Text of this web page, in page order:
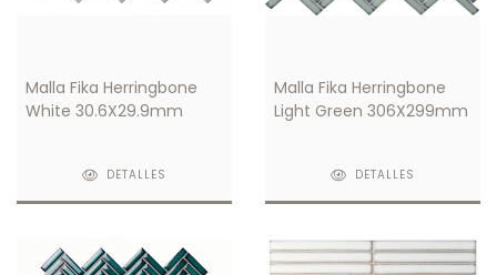
Malla Fika Herringbone
White 30.6X29.9mm
DETALLES
Malla Fika Herringbone
Light Green 306X299mm
DETALLES